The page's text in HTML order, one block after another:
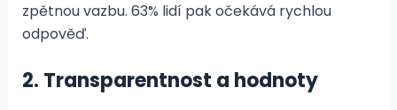
zpětnou vazbu. 63% lidí pak očekává rychlou
odpověď.
2. Transparentnost a hodnoty